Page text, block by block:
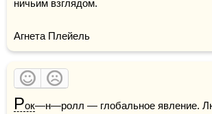
ничьим взглядом.
Агнета Плейель
Рок—н—ролл — глобальное явление.